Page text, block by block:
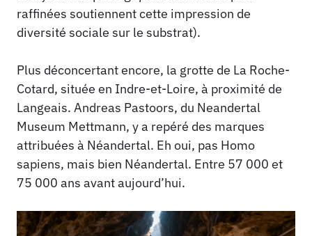
raffinées soutiennent cette impression de
diversité sociale sur le substrat).
Plus déconcertant encore, la grotte de La Roche-
Cotard, située en Indre-et-Loire, à proximité de
Langeais. Andreas Pastoors, du Neandertal
Museum Mettmann, y a repéré des marques
attribuées à Néandertal. Eh oui, pas Homo
sapiens, mais bien Néandertal. Entre 57 000 et
75 000 ans avant aujourd’hui.